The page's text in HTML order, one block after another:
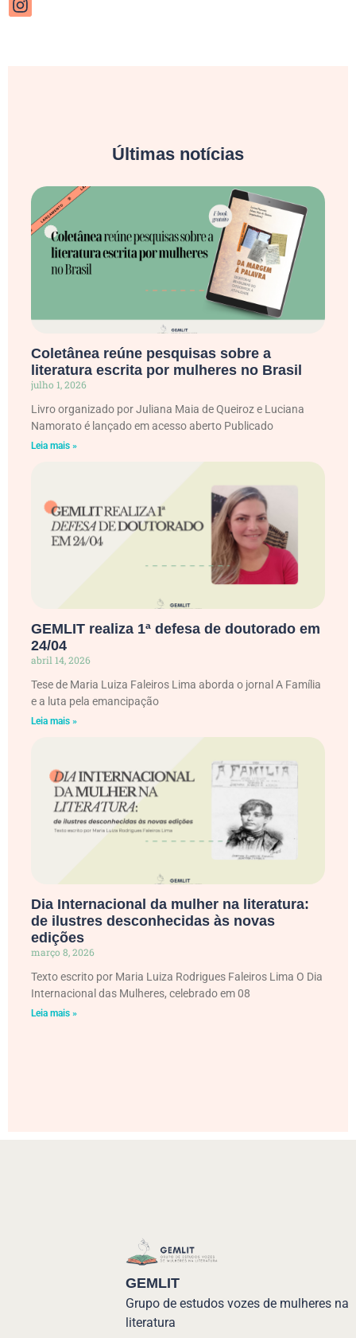
Últimas notícias
Coletânea reúne pesquisas sobre a
literatura escrita por mulheres no Brasil
julho 1, 2026
Livro organizado por Juliana Maia de Queiroz e Luciana
Namorato é lançado em acesso aberto Publicado
Leia mais »
GEMLIT realiza 1ª defesa de doutorado em
24/04
abril 14, 2026
Tese de Maria Luiza Faleiros Lima aborda o jornal A Família
e a luta pela emancipação
Leia mais »
Dia Internacional da mulher na literatura:
de ilustres desconhecidas às novas
edições
março 8, 2026
Texto escrito por Maria Luiza Rodrigues Faleiros Lima O Dia
Internacional das Mulheres, celebrado em 08
Leia mais »
GEMLIT
Grupo de estudos vozes de mulheres na
literatura